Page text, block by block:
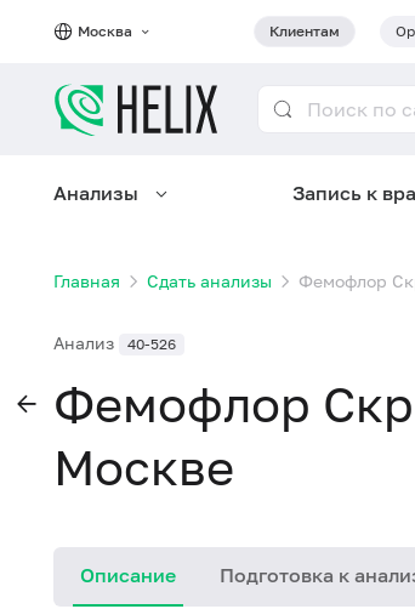
Москва Клиентам
Анализы Запись к
Главная Сдать анализы Фемофлор
Анализ 40-526
Фемофлор
Москве
Описание Подготовка к